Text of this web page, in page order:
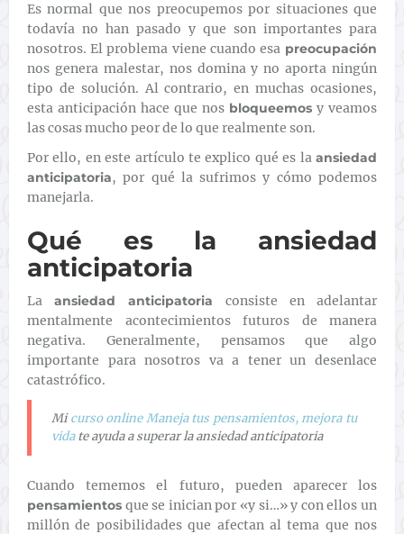
Es normal que nos preocupemos por situaciones que
todavía no han pasado y que son importantes para
nosotros. El problema viene cuando esapreocupación
nos genera malestar, nos domina y no aporta ningún
tipo de solución. Al contrario, en muchas ocasiones,
esta anticipación hace que nos bloqueemos y veamos
las cosas mucho peor de lo que realmente son.
Por ello, en este artículo te explico qué es la ansiedad
anticipatoria, por qué la sufrimos y cómo podemos
manejarla.
Qué es la ansiedad
anticipatoria
Laansiedad anticipatoria consiste en adelantar
mentalmente acontecimientos futuros de manera
negativa. Generalmente, pensamos que algo
importante para nosotros va a tener un desenlace
catastrófico.
Micurso online Maneja tus pensamientos, mejora tu
vidate ayuda a superar la ansiedad anticipatoria
Cuando tememos el futuro, pueden aparecer los
pensamientos que se inician por «y si…» y con ellos un
millón de posibilidades que afectan al tema que nos